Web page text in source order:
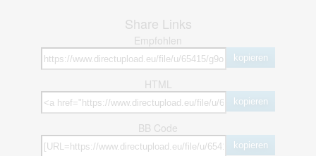
Share Links
Empfohlen
kopieren
HTML
kopieren
BB Code
kopieren